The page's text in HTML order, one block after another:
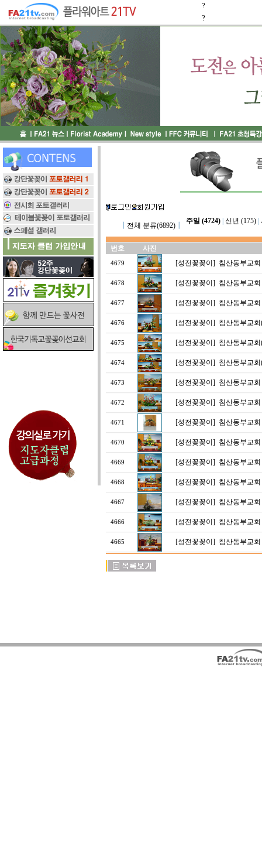
?
?
전체 분류(6892)┃
주일 (4724)| 신년 (175)|
번호 사진
4679 [성전꽃꽂이] 침산동부교회
4678 [성전꽃꽂이] 침산동부교회
4677 [성전꽃꽂이] 침산동부교회
4676 [성전꽃꽂이] 침산동부교회
4675 [성전꽃꽂이] 침산동부교회
4674 [성전꽃꽂이] 침산동부교회
4673 [성전꽃꽂이] 침산동부교회
4672 [성전꽃꽂이] 침산동부교회
4671 [성전꽃꽂이] 침산동부교회
4670 [성전꽃꽂이] 침산동부교회
4669 [성전꽃꽂이] 침산동부교회
4668 [성전꽃꽂이] 침산동부교회
4667 [성전꽃꽂이] 침산동부교
4666 [성전꽃꽂이] 침산동부교회
4665 [성전꽃꽂이] 침산동부교회